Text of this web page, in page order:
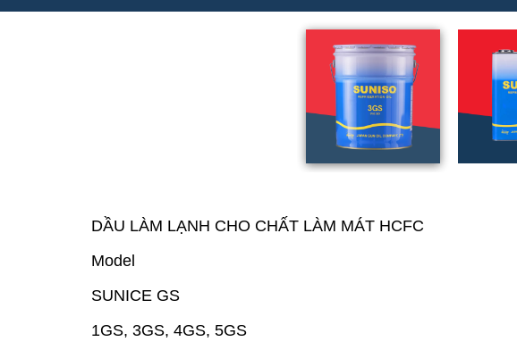
DẦU LÀM LẠNH CHO CHẤT LÀM MÁT HCFC
Model
SUNICE GS
1GS, 3GS, 4GS, 5GS